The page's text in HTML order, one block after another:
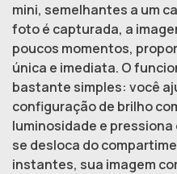
mini, semelhantes a um
foto é capturada, a
poucos momentos,
única e imediata. O
bastante simples: você
configuração de brilho
luminosidade e
se desloca do
instantes, sua imagem